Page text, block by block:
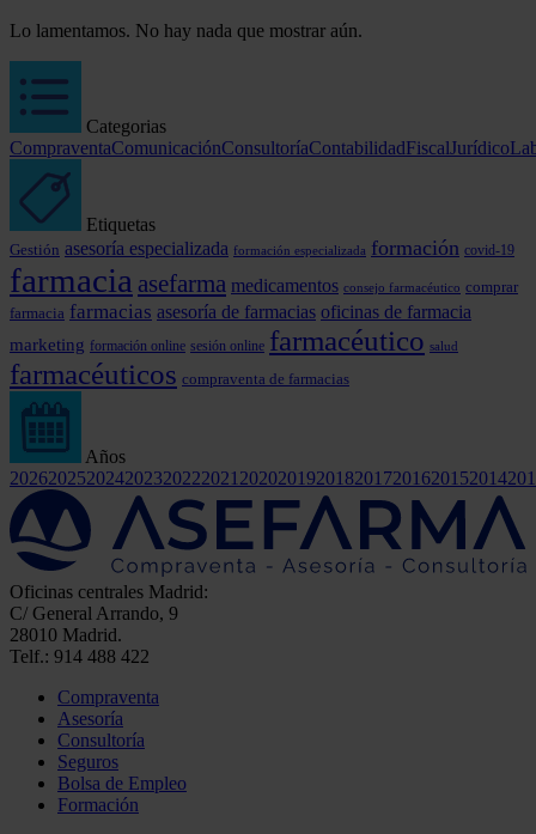
Lo lamentamos. No hay nada que mostrar aún.
Categorias
CompraventaComunicaciónConsultoríaContabilidadFiscalJurídico
Etiquetas
Gestión asesoría especializada formación especializada formación covid-19
farmacia asefarma medicamentos consejo farmacéutico comprar
farmacia farmacias asesoría de farmacias oficinas de farmacia
marketing formación online sesión online farmacéutico salud
farmacéuticos compraventa de farmacias
Años
202620252024202320222021 2020201920182017201620152014
Oficinas centrales Madrid:
C/ General Arrando, 9
28010 Madrid.
Telf.: 914 488 422
Compraventa
Asesoría
Consultoría
Seguros
Bolsa de Empleo
Formación